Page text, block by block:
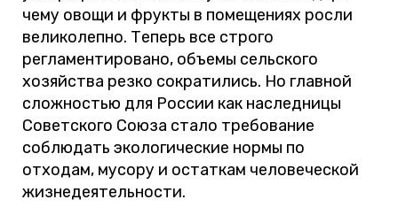
чему овощи и фрукты в помещениях росли
великолепно. Теперь все строго
регламентировано, объемы сельского
хозяйства резко сократились. Но главной
сложностью для России как наследницы
Советского Союза стало требование
соблюдать экологические нормы по
отходам, мусору и остаткам человеческой
жизнедеятельности.